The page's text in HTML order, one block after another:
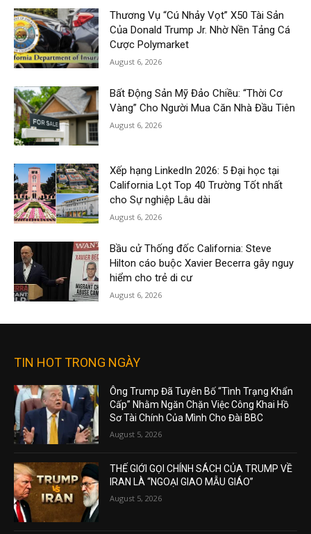
Thương Vụ “Cú Nhảy Vọt” X50 Tài Sản
Của Donald Trump Jr. Nhờ Nền Tảng Cá
Cược Polymarket
August 6, 2026
Bất Động Sản Mỹ Đảo Chiều: “Thời Cơ
Vàng” Cho Người Mua Căn Nhà Đầu Tiên
August 6, 2026
Xếp hạng LinkedIn 2026: 5 Đại học tại
California Lọt Top 40 Trường Tốt nhất
cho Sự nghiệp Lâu dài
August 6, 2026
Bầu cử Thống đốc California: Steve
Hilton cáo buộc Xavier Becerra gây nguy
hiểm cho trẻ di cư
August 6, 2026
TIN HOT TRONG NGÀY
Ông Trump Đã Tuyên Bố “Tình Trạng Khẩn
Cấp” Nhằm Ngăn Chặn Việc Công Khai Hồ
Sơ Tài Chính Của Mình Cho Đài BBC
August 5, 2026
THẾ GIỚI GỌI CHÍNH SÁCH CỦA TRUMP VỀ
IRAN LÀ “NGOẠI GIAO MẪU GIÁO”
August 5, 2026